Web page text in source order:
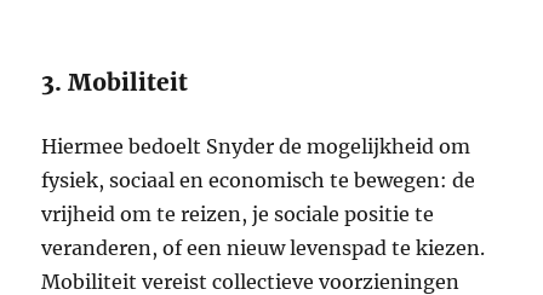
3. Mobiliteit
Hiermee bedoelt Snyder de mogelijkheid om
fysiek, sociaal en economisch te bewegen: de
vrijheid om te reizen, je sociale positie te
veranderen, of een nieuw levenspad te kiezen.
Mobiliteit vereist collectieve voorzieningen